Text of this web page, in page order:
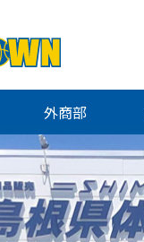
外商部